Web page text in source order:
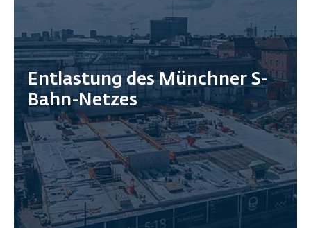
Entlastung des Münchner S-
Bahn-Netzes